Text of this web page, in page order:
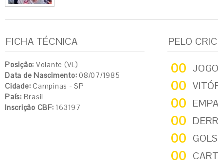
FICHA TÉCNICA
Posição: Volante (VL)
Data de Nascimento: 08/07/1985
Cidade: Campinas - SP
País: Brasil
Inscrição CBF: 163197
PELO
00
00
00
00
00
00